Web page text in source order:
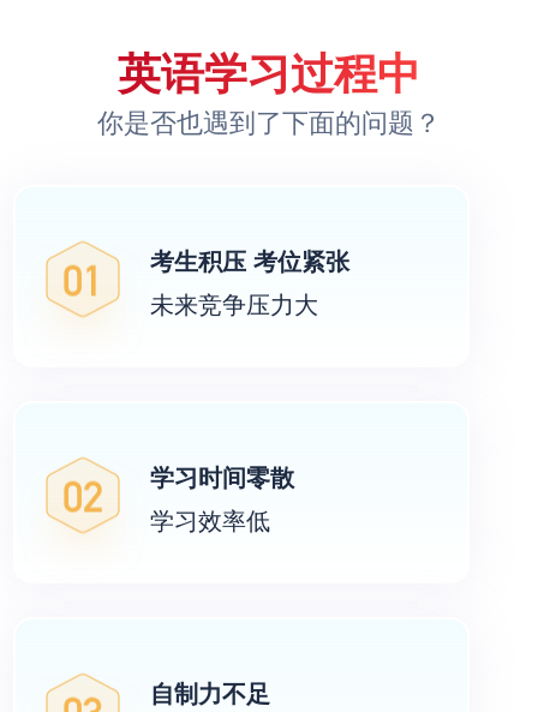
英语学习过程中
你是否也遇到了下面的问题？
考生积压 考位紧张
未来竞争压力大
需要了解报考信息
冲刺更高分
学习时间零散
学习效率低
希短时间高效学习
需要合理的学习方法
自制力不足
随时有老师帮助解惑